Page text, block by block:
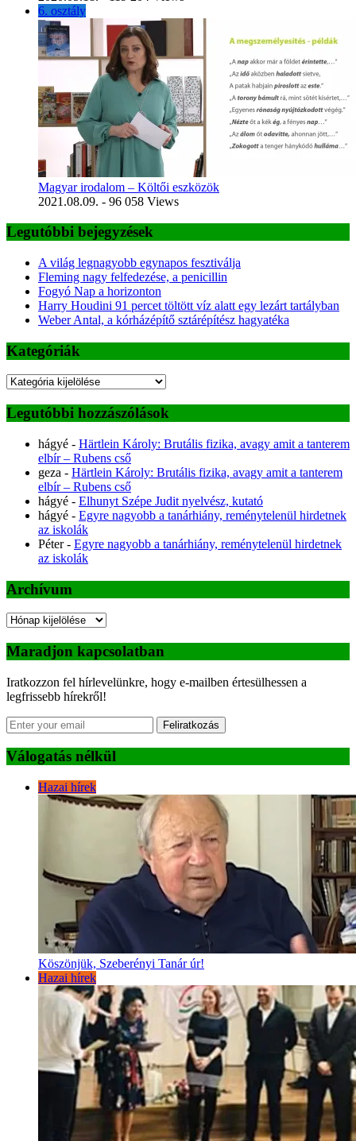
6. osztály
Magyar irodalom – Költői eszközök
2021.08.09. - 96 058 Views
Legutóbbi bejegyzések
A világ legnagyobb egynapos fesztiválja
Fleming nagy felfedezése, a penicillin
Fogyó Nap a horizonton
Harry Houdini 91 percet töltött víz alatt egy lezárt tartályban
Weber Antal, a kórházépítő sztárépítész hagyatéka
Kategóriák
Kategóriák
Legutóbbi hozzászólások
hágyé - Härtlein Károly: Brutális fizika, avagy amit a tanterem
elbír – Rubens cső
geza - Härtlein Károly: Brutális fizika, avagy amit a tanterem
elbír – Rubens cső
hágyé - Elhunyt Szépe Judit nyelvész, kutató
hágyé - Egyre nagyobb a tanárhiány, reménytelenül hirdetnek
az iskolák
Péter- Egyre nagyobb a tanárhiány, reménytelenül hirdetnek
az iskolák
Archívum
Archívum
Maradjon kapcsolatban
Iratkozzon fel hírlevelünkre, hogy e-mailben értesülhessen a
legfrissebb hírekről!
Feliratkozás
Válogatás nélkül
Hazai hírek
Köszönjük, Szeberényi Tanár úr!
Hazai hírek